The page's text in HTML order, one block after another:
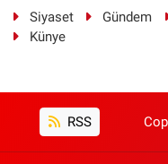
Siyaset Gündem
Künye
RSS